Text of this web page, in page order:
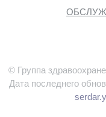
© Группа
Дата последнего